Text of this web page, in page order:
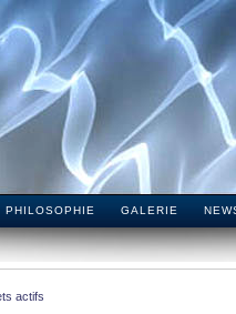
PHILOSOPHIE GALERIE
actifs